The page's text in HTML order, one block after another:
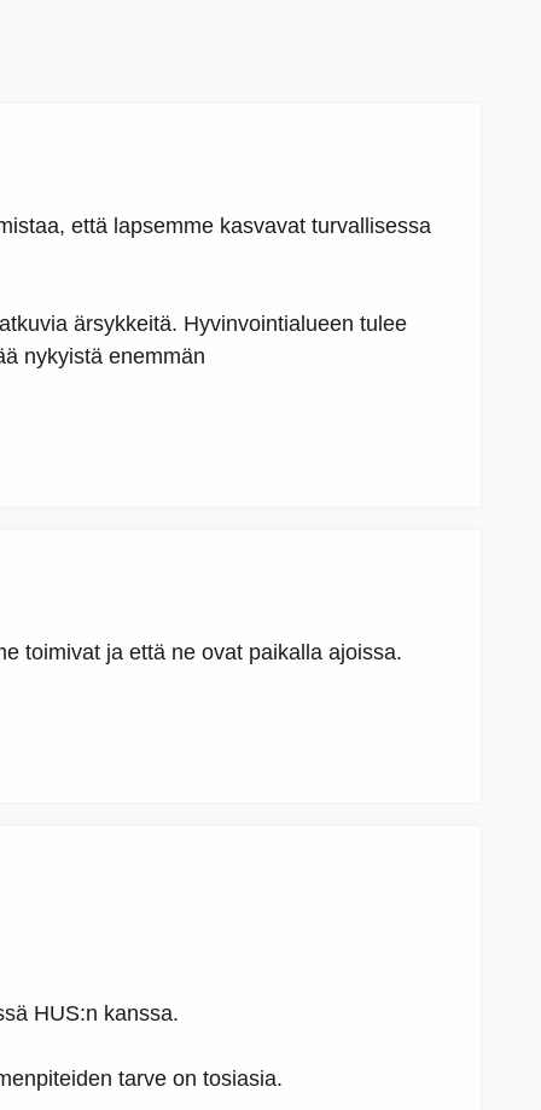
että lapsemme kasvavat turvallisessa
ärsykkeitä. Hyvinvointialueen tulee
nykyistä enemmän
toimivat ja että ne ovat paikalla ajoissa.
HUS:n kanssa.
tarve on tosiasia.